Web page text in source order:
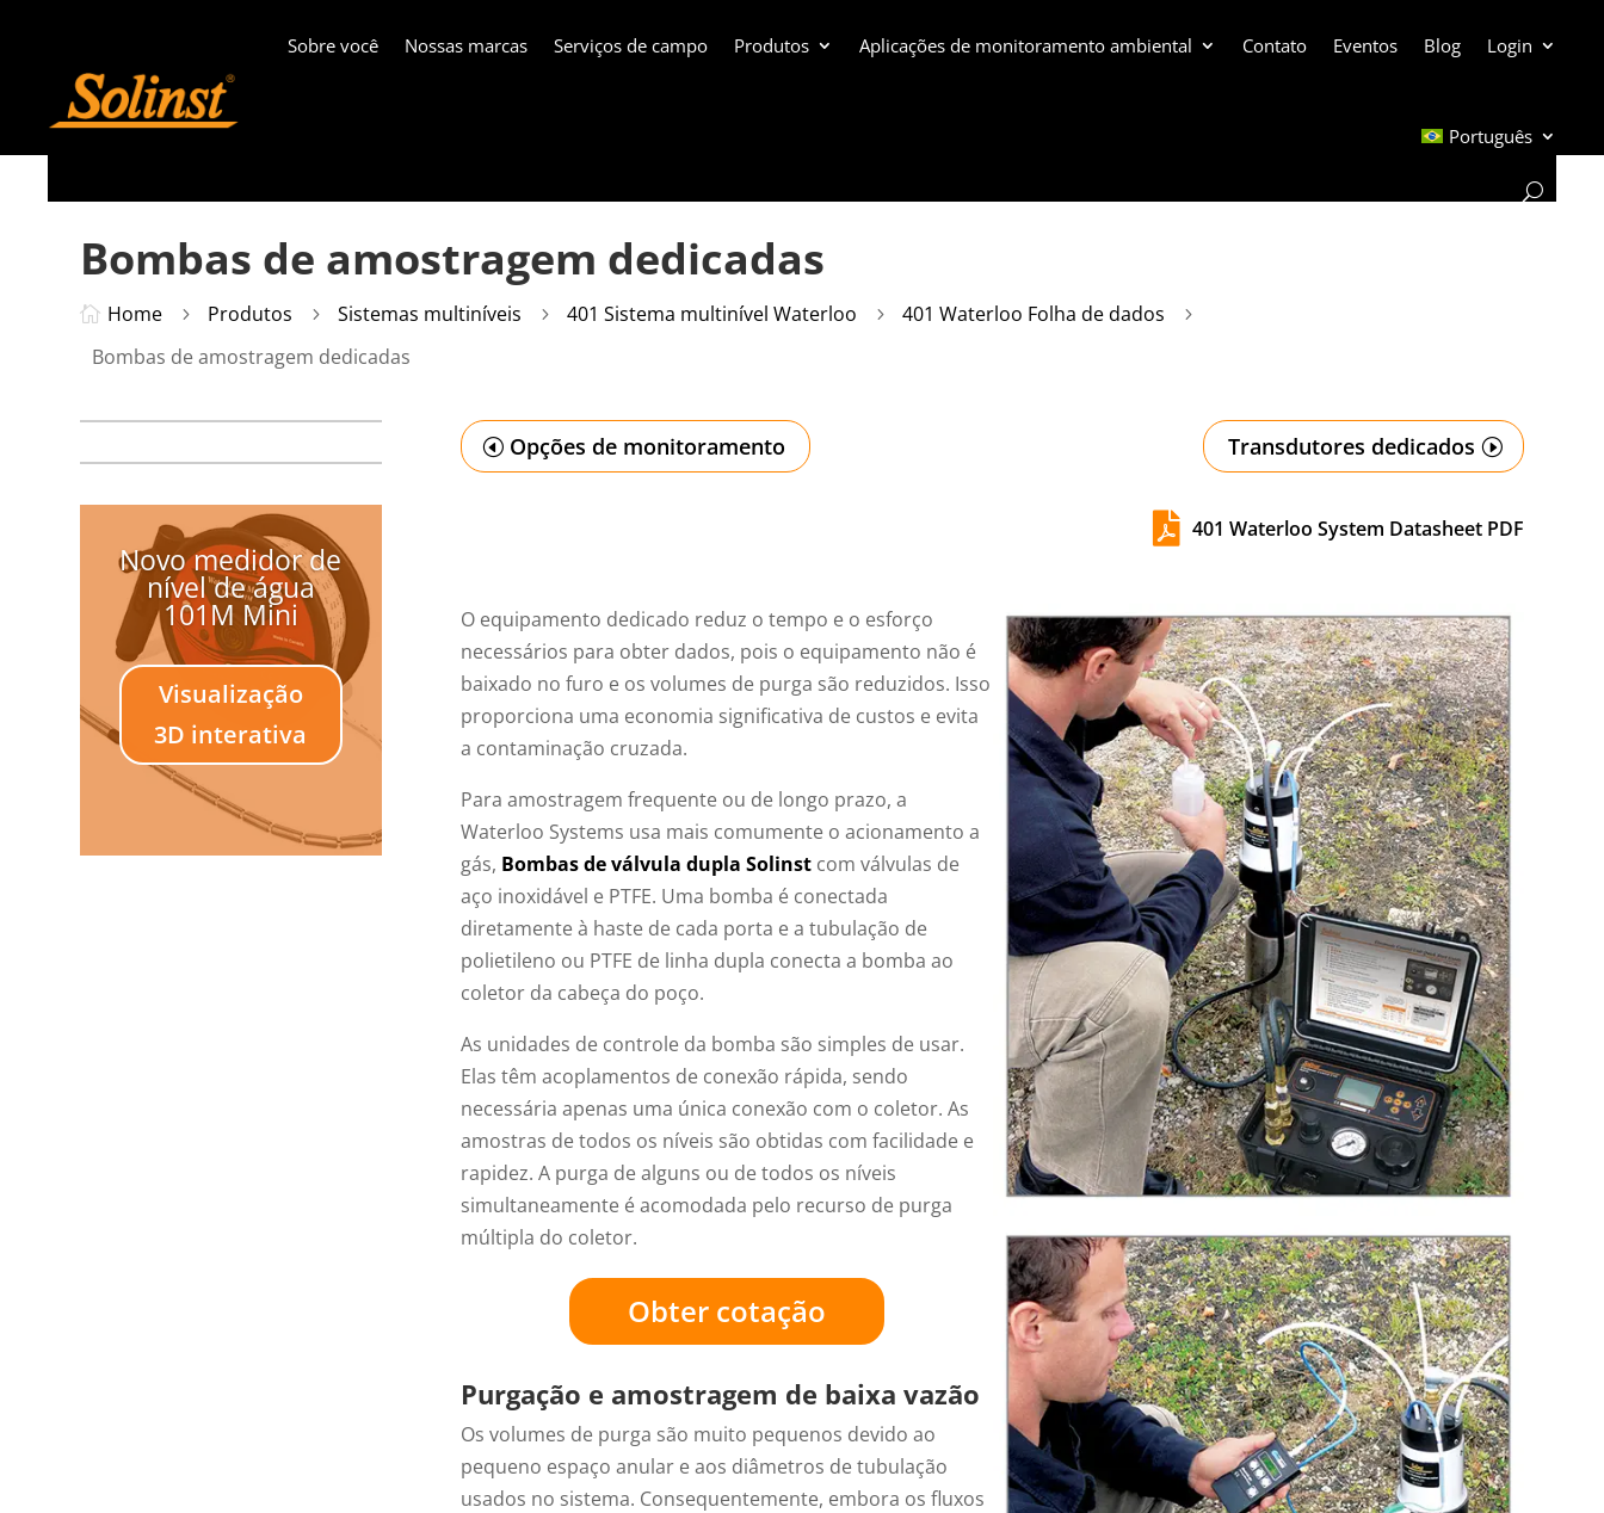
Sobre você Nossas marcas Serviços de campo Produtos Aplicações de monitoramento ambiental Contato Eventos Blog Login
Português
Bombas de amostragem dedicadas
 Home 5 Produtos 5 Sistemas multiníveis 5 401 Sistema multinível Waterloo 5 401 Waterloo Folha de dados 5
Bombas de amostragem dedicadas
Novo medidor de
nível de água
101M Mini
Visualização
3D interativa
Opções de monitoramento Transdutores dedicados
 401 Waterloo System Datasheet PDF
O equipamento dedicado reduz o tempo e o esforço
necessários para obter dados, pois o equipamento não é
baixado no furo e os volumes de purga são reduzidos. Isso
proporciona uma economia significativa de custos e evita
a contaminação cruzada.
Para amostragem frequente ou de longo prazo, a
Waterloo Systems usa mais comumente o acionamento a
gás, Bombas de válvula dupla Solinst com válvulas de
aço inoxidável e PTFE. Uma bomba é conectada
diretamente à haste de cada porta e a tubulação de
polietileno ou PTFE de linha dupla conecta a bomba ao
coletor da cabeça do poço.
As unidades de controle da bomba são simples de usar.
Elas têm acoplamentos de conexão rápida, sendo
necessária apenas uma única conexão com o coletor. As
amostras de todos os níveis são obtidas com facilidade e
rapidez. A purga de alguns ou de todos os níveis
simultaneamente é acomodada pelo recurso de purga
múltipla do coletor.
Obter cotação
Purgação e amostragem de baixa vazão
Os volumes de purga são muito pequenos devido ao
pequeno espaço anular e aos diâmetros de tubulação
usados no sistema. Consequentemente, embora os fluxos